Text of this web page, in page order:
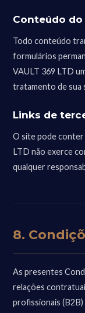
Conteúdo do
Todo conteúdo
formulários
VAULT 369 LTD
tratamento de sua
Links de
O site pode conter
LTD não exerce
qualquer
8.
As presentes
relações
profissionais (B2B)